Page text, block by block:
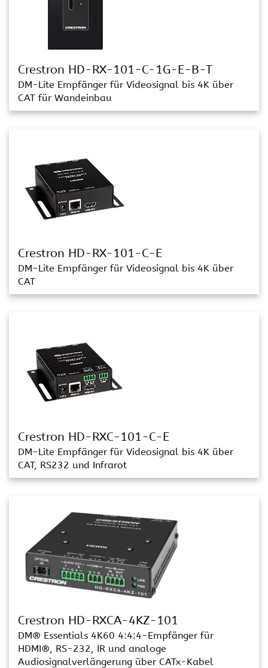
Crestron HD-RX-101-C-1G-E-B-T
DM-Lite Empfänger für Videosignal bis 4K über
CAT für Wandeinbau
Crestron HD-RX-101-C-E
DM-Lite Empfänger für Videosignal bis 4K über
CAT
Crestron HD-RXC-101-C-E
DM-Lite Empfänger für Videosignal bis 4K über
CAT, RS232 und Infrarot
Crestron HD-RXCA-4KZ-101
DM® Essentials 4K60 4:4:4-Empfänger für
HDMI®, RS-232, IR und analoge
Audiosignalverlängerung über CATx-Kabel